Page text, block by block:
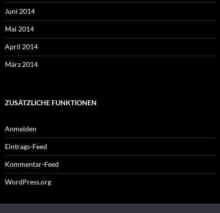
Juni 2014
Mai 2014
April 2014
März 2014
ZUSÄTZLICHE FUNKTIONEN
Anmelden
Eintrags-Feed
Kommentar-Feed
WordPress.org